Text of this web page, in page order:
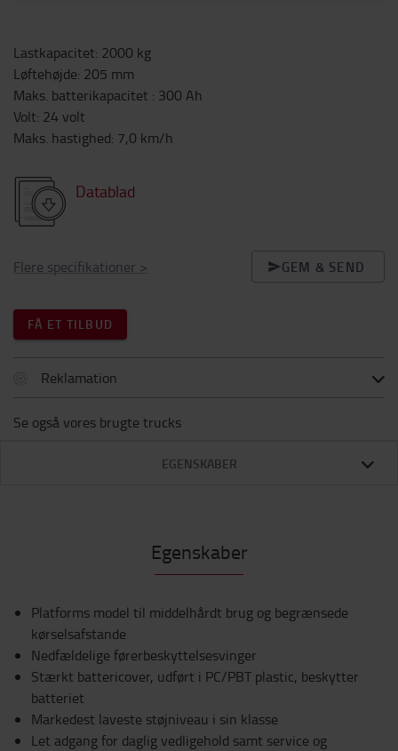
Lastkapacitet: 2000 kg
Løftehøjde: 205 mm
Maks. batterikapacitet : 300 Ah
Volt: 24 volt
Maks. hastighed: 7,0 km/h
Datablad
Flere specifikationer > GEM & SEND
FÅ ET TILBUD
Reklamation
Se også vores brugte trucks
EGENSKABER
Egenskaber
Platforms model til middelhårdt brug og begrænsede
kørselsafstande
Nedfældelige førerbeskyttelsesvinger
Stærkt battericover, udført i PC/PBT plastic, beskytter
batteriet
Markedest laveste støjniveau i sin klasse
Let adgang for daglig vedligehold samt service og